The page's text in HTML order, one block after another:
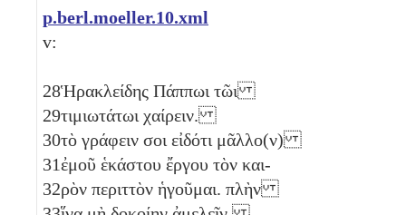
p.berl.moeller.10.xml
v:
28Ἡρακλείδης Πάππωι τῶι
29τιμιωτάτωι χαίρειν.
30τὸ γράφειν σοι εἰδότι μᾶλλο(ν)
31ἐμοῦ ἑκάστου ἔργου τὸν και-
32ρὸν περιττὸν ἡγοῦμαι. πλὴν